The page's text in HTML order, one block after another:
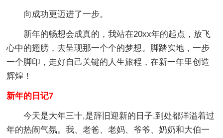
向成功更迈进了一步。
新年的畅想会成真的，我站在20xx年的起点，放飞
心中的翅膀，去呈现那一个个的梦想。脚踏实地，一步
一个脚印，走好自己关键的人生旅程，在新一年里创造
辉煌！
新年的日记7
今天是大年三十,是辞旧迎新的日子.到处都洋溢着过
年的热闹气氛。我、老爸、老妈、爷爷、奶奶和大伯一